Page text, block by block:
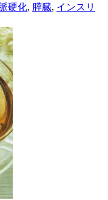
硬化, 膵臓, インスリ